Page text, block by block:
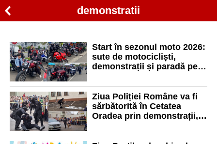
demonstratii
Start în sezonul moto 2026:
sute de motocicliști,
demonstrații și paradă pe
Ziua Poliției Române va fi
sărbătorită în Cetatea
Oradea prin demonstrații,
tehnică